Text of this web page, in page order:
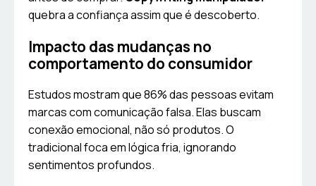
quebra a confiança assim que é descoberto.
Impacto das mudanças no
comportamento do consumidor
Estudos mostram que 86% das pessoas evitam
marcas com comunicação falsa. Elas buscam
conexão emocional, não só produtos. O
tradicional foca em lógica fria, ignorando
sentimentos profundos.